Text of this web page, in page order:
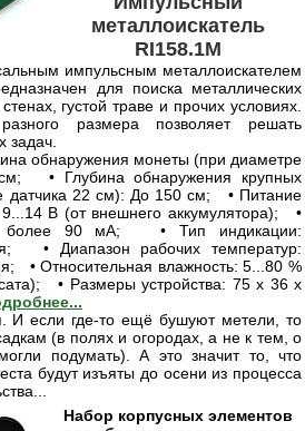
металлоискатель
RI158.1M
импульсным металлоискателем
для поиска металлических
густой траве и прочих условиях.
размера позволяет решать
задач.
обнаружения монеты (при диаметре
• Глубина обнаружения крупных
датчика 22 см): До 150 см; • Питание
В (от внешнего аккумулятора); •
более 90 мА; • Тип индикации:
• Диапазон рабочих температур:
• Относительная влажность: 5...80 %
• Размеры устройства: 75 x 36 x
И если где-то ещё бушуют метели, то
(в полях и огородах, а не к тем, о
подумать). А это значит то, что
будут изъяты до осени из процесса
Набор корпусных элементов